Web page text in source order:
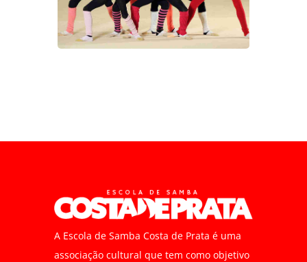
A Escola de Samba Costa de Prata é uma
associação cultural que tem como objetivo